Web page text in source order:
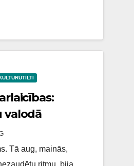
valodā
Tā aug, mainās,
ritmu, bija